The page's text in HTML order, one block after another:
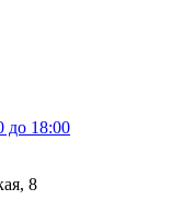
до 18:00
8